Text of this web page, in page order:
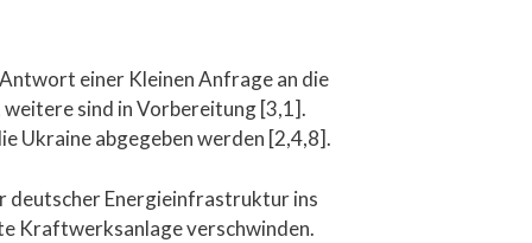
einer Kleinen Anfrage an die
sind in Vorbereitung [3,1].
Ukraine abgegeben werden [2,4,8].
deutscher Energieinfrastruktur ins
Kraftwerksanlage verschwinden.